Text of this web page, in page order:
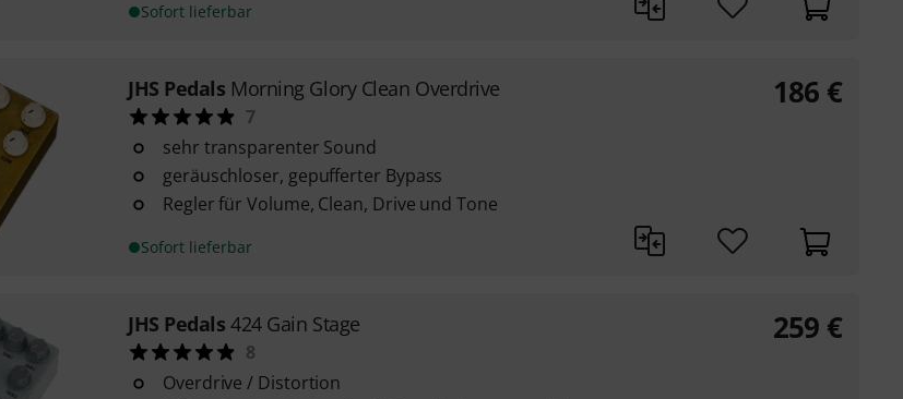
Sofort lieferbar
JHS Pedals Morning Glory Clean Overdrive
7
sehr transparenter Sound
geräuschloser, gepufferter Bypass
Regler für Volume, Clean, Drive und Tone
Sofort lieferbar
186 €
JHS Pedals 424 Gain Stage
8
Overdrive / Distortion
259 €